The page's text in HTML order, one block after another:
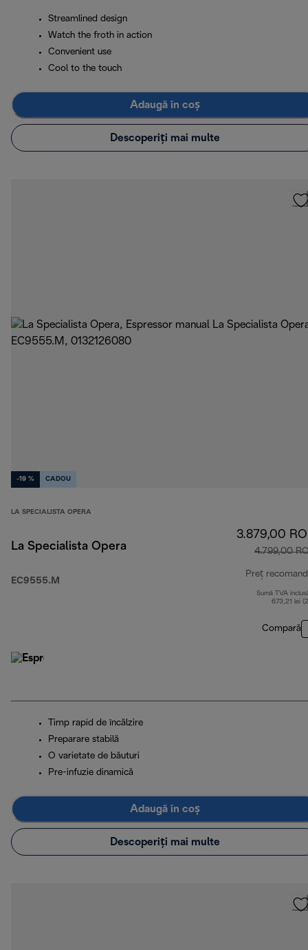
Streamlined design
Watch the froth in action
Convenient use
Cool to the touch
Adaugă în coș
Descoperiți mai multe
-19 % CADOU
LA SPECIALISTA OPERA
La Specialista Opera
EC9555.M
3.879,00
4.799,00
Preț
Sumă TVA
673,21 lei
Compară
Timp rapid de încălzire
Preparare stabilă
O varietate de băuturi
Pre-infuzie dinamică
Adaugă în coș
Descoperiți mai multe